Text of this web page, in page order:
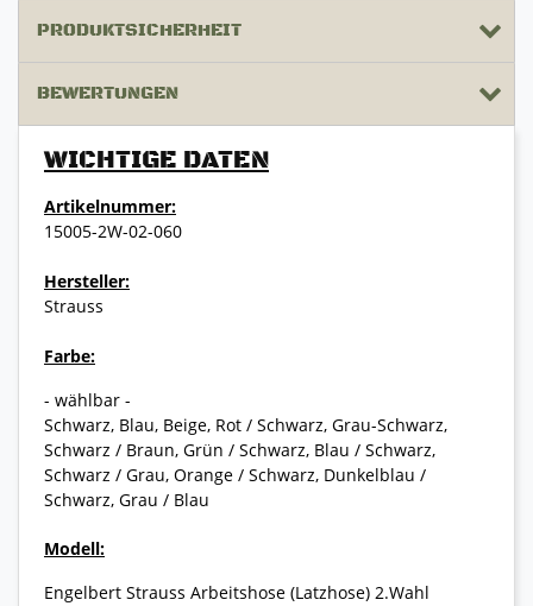
PRODUKTSICHERHEIT
BEWERTUNGEN
WICHTIGE DATEN
Artikelnummer:
15005-2W-02-060
Hersteller:
Strauss
Farbe:
- wählbar -
Schwarz, Blau, Beige, Rot / Schwarz, Grau-Schwarz,
Schwarz / Braun, Grün / Schwarz, Blau / Schwarz,
Schwarz / Grau, Orange / Schwarz, Dunkelblau /
Schwarz, Grau / Blau
Modell:
Engelbert Strauss Arbeitshose (Latzhose) 2.Wahl